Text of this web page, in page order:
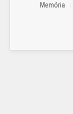
Memória